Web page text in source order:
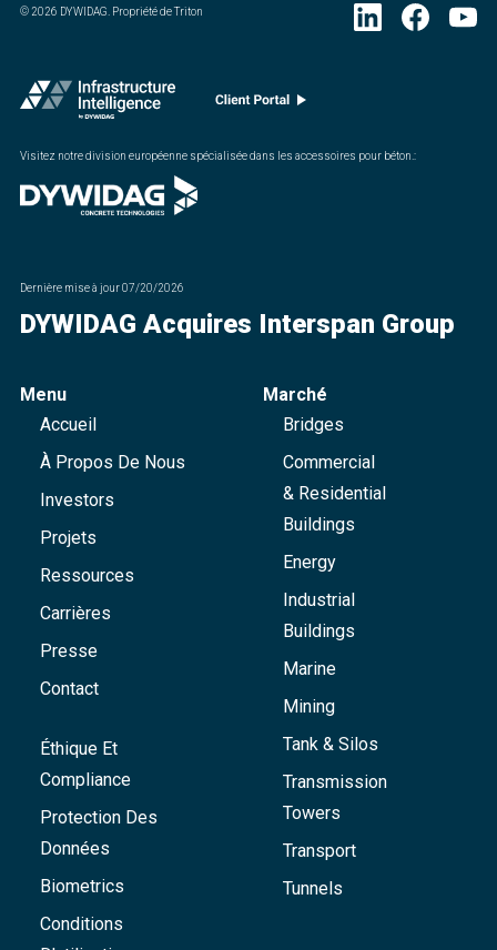
©2026 DYWIDAG. Propriété de Triton
Visitez notre division européenne spécialisée dans les accessoires pour béton.:
Dernière mise à jour07/20/2026
DYWIDAG Acquires Interspan Group
Menu
Accueil
À Propos De Nous
Investors
Projets
Ressources
Carrières
Presse
Contact
Éthique Et
Compliance
Protection Des
Données
Biometrics
Conditions
Marché
Bridges
Commercial
& Residential
Buildings
Energy
Industrial
Buildings
Marine
Mining
Tank & Silos
Transmission
Towers
Transport
Tunnels